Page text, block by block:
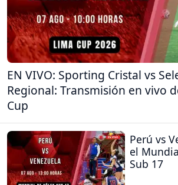
EN VIVO: Sporting Cristal vs
Regional: Transmisión en vivo
Cup
Perú vs
el
Sub 17